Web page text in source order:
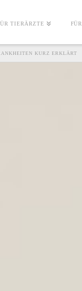
TIERÄRZTE
KURZ ERKLÄRT